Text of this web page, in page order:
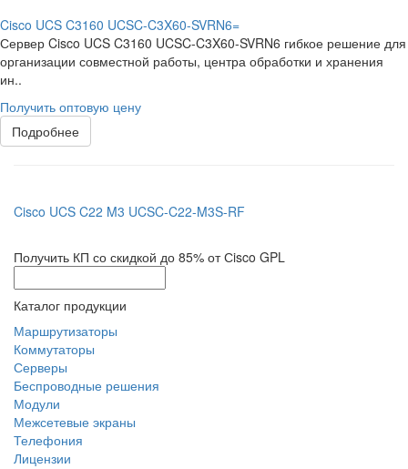
Cisco UCS C3160 UCSC-C3X60-SVRN6=
Сервер Cisco UCS C3160 UCSC-C3X60-SVRN6 гибкое решение для
организации совместной работы, центра обработки и хранения
ин..
Получить оптовую цену
Подробнее
Cisco UCS C22 M3 UCSC-C22-M3S-RF
Получить КП со скидкой до 85% от Сisco GPL
Каталог продукции
Маршрутизаторы
Коммутаторы
Серверы
Беспроводные решения
Модули
Межсетевые экраны
Телефония
Лицензии